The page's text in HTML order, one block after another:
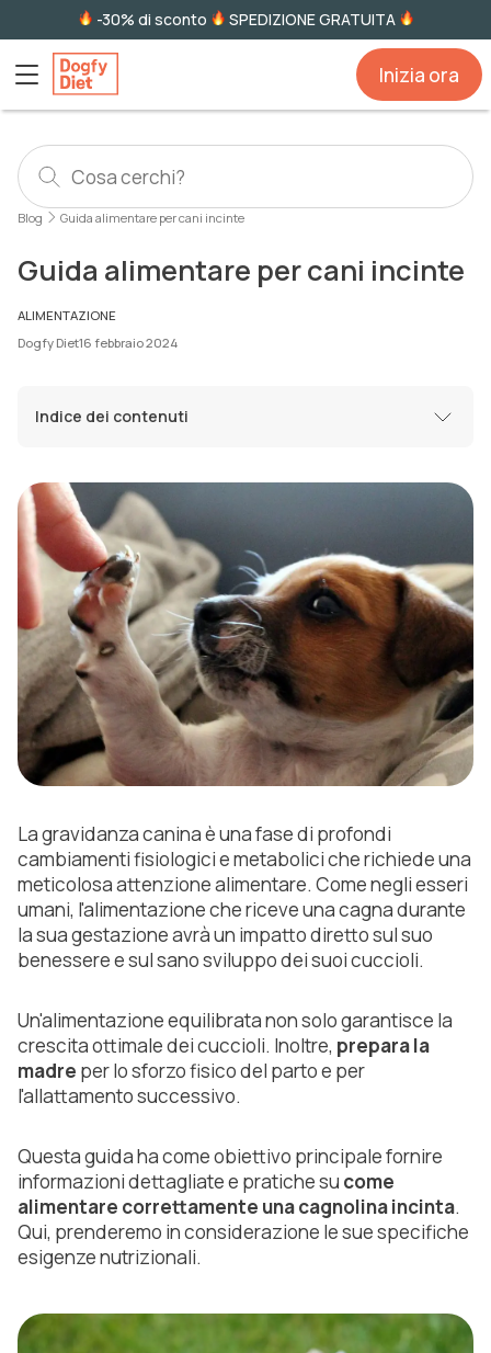
-30% di sconto SPEDIZIONE GRATUITA
Inizia ora
Blog Guida alimentare per cani incinte
Guida alimentare per cani incinte
ALIMENTAZIONE
Dogfy Diet16 febbraio 2024
Indice dei contenuti
La gravidanza canina è una fase di profondi
cambiamenti fisiologici e metabolici che richiede una
meticolosa attenzione alimentare. Come negli esseri
umani, l'alimentazione che riceve una cagna durante
la sua gestazione avrà un impatto diretto sul suo
benessere e sul sano sviluppo dei suoi cuccioli.
Un'alimentazione equilibrata non solo garantisce la
crescita ottimale dei cuccioli. Inoltre, prepara la
madre per lo sforzo fisico del parto e per
l'allattamento successivo.
Questa guida ha come obiettivo principale fornire
informazioni dettagliate e pratiche su come
alimentare correttamente una cagnolina incinta.
Qui, prenderemo in considerazione le sue specifiche
esigenze nutrizionali.